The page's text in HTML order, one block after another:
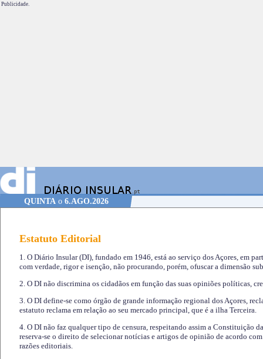
Publicidade.
QUINTAo 6.AGO.2026
Estatuto Editorial
1. O Diário Insular (DI), fundado em 1946, está ao serviço dos Açores, em
com verdade, rigor e isenção, não procurando, porém, ofuscar a dimensão
2. O DI não discrimina os cidadãos em função das suas opiniões políticas,
3. O DI define-se como órgão de grande informação regional dos Açores,
estatuto reclama em relação ao seu mercado principal, que é a ilha Terceira.
4. O DI não faz qualquer tipo de censura, respeitando assim a Constituição
reserva-se o direito de selecionar notícias e artigos de opinião de acordo
razões editoriais.